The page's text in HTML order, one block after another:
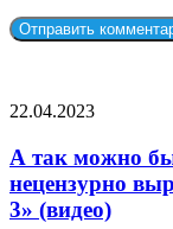
А
можно
было?
Персонаж
Криса
22.04.2023
А так можно
нецензурно
3» (видео)